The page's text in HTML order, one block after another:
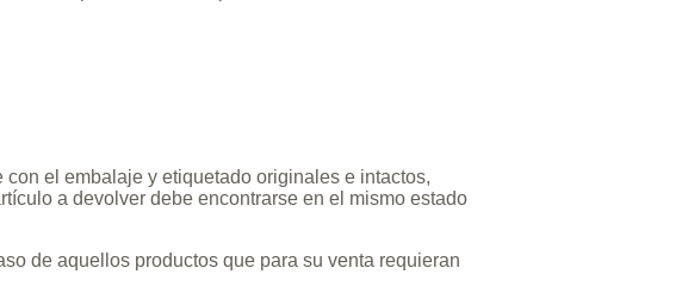
el embalaje y etiquetado originales e intactos,
a devolver debe encontrarse en el mismo estado
de aquellos productos que para su venta requieran